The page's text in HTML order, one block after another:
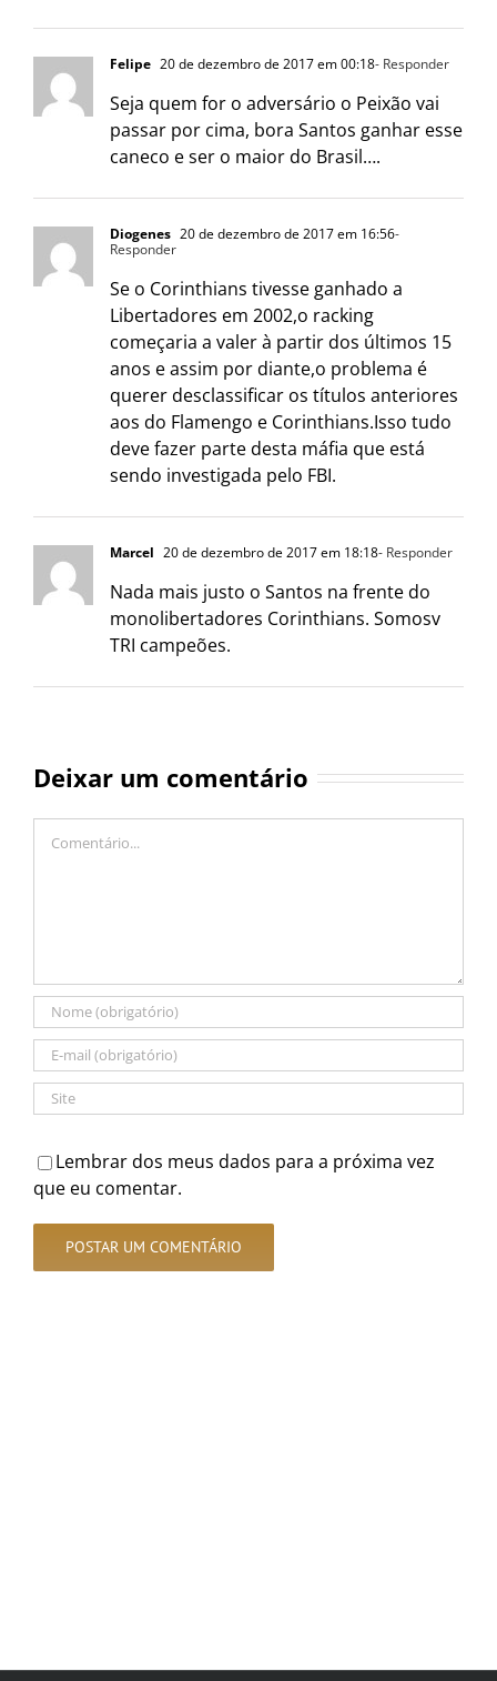
Felipe 20 de dezembro de 2017 em 00:18- Responder
Seja quem for o adversário o Peixão vai
passar por cima, bora Santos ganhar esse
caneco e ser o maior do Brasil….
Diogenes 20 de dezembro de 2017 em 16:56-
Responder
Se o Corinthians tivesse ganhado a
Libertadores em 2002,o racking
começaria a valer à partir dos últimos 15
anos e assim por diante,o problema é
querer desclassificar os títulos anteriores
aos do Flamengo e Corinthians.Isso tudo
deve fazer parte desta máfia que está
sendo investigada pelo FBI.
Marcel 20 de dezembro de 2017 em 18:18- Responder
Nada mais justo o Santos na frente do
monolibertadores Corinthians. Somosv
TRI campeões.
Deixar um comentário
Lembrar dos meus dados para a próxima vez
que eu comentar.